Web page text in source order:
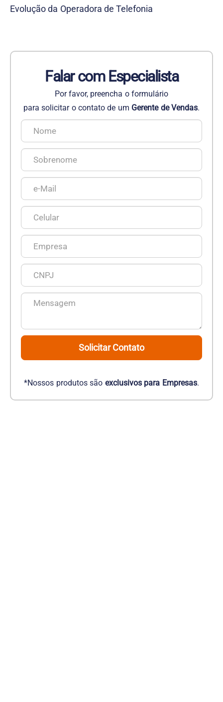
Evolução da Operadora de Telefonia
Falar com Especialista
Por favor, preencha o formulário
para solicitar o contato de um Gerente de Vendas.
Solicitar Contato
*Nossos produtos são exclusivos para Empresas.